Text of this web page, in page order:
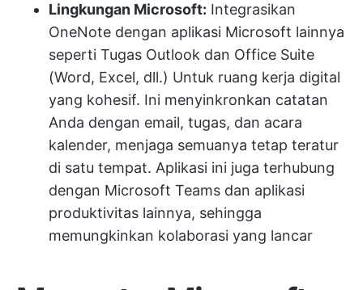
Lingkungan Microsoft: Integrasikan
OneNote dengan aplikasi Microsoft lainnya
seperti Tugas Outlook dan Office Suite
(Word, Excel, dll.) Untuk ruang kerja digital
yang kohesif. Ini menyinkronkan catatan
Anda dengan email, tugas, dan acara
kalender, menjaga semuanya tetap teratur
di satu tempat. Aplikasi ini juga terhubung
dengan Microsoft Teams dan aplikasi
produktivitas lainnya, sehingga
memungkinkan kolaborasi yang lancar